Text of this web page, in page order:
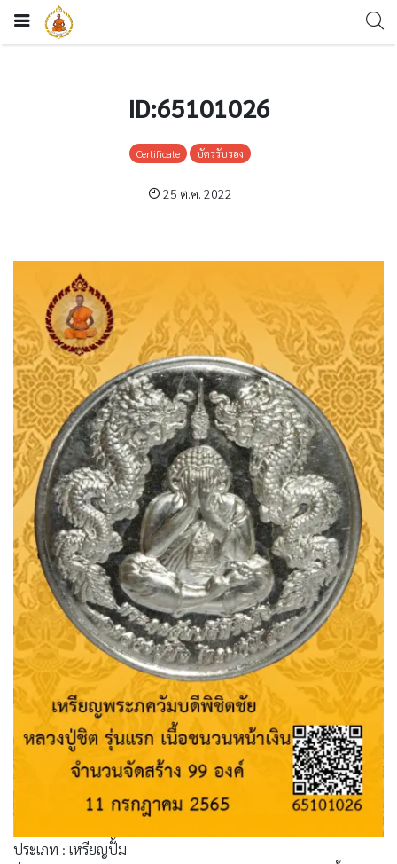
ID:65101026
Certificate บัตรรับรอง
25 ต.ค. 2022
ประเภท : เหรียญปั้ม